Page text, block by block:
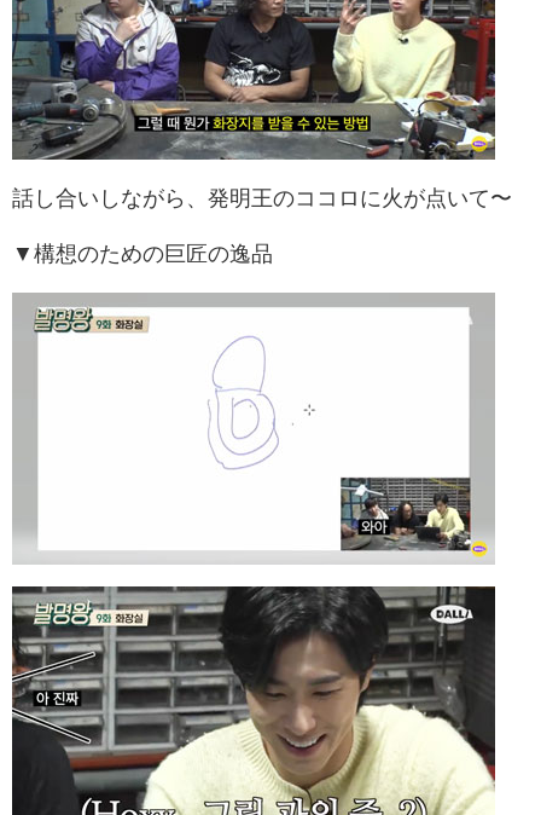
話し合いしながら、発明王のココロに火が点いて〜
▼構想のための巨匠の逸品